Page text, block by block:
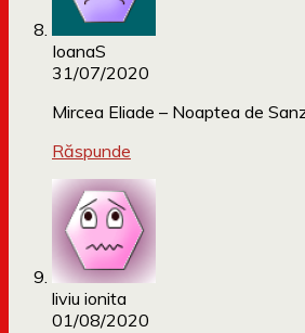
IoanaS
31/07/2020
Mircea Eliade – Noaptea de
Răspunde
liviu ionita
01/08/2020